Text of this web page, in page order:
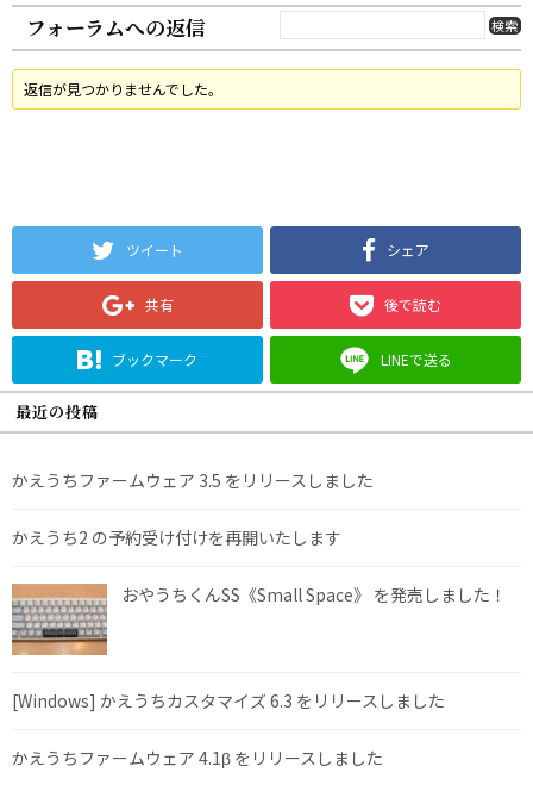
フォーラムへの返信
返信が見つかりませんでした。
ツイート シェア
共有 後で読む
ブックマーク LINEで送る
最近の投稿
かえうちファームウェア 3.5 をリリースしました
かえうち2 の予約受け付けを再開いたします
おやうちくんSS《Small Space》 を発売しました！
[Windows] かえうちカスタマイズ 6.3 をリリースしました
かえうちファームウェア 4.1β をリリースしました